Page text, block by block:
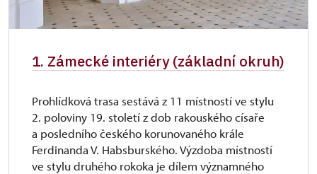
1. Zámecké interiéry (základní okruh)
Prohlídková trasa sestává z 11 místností ve stylu
2. poloviny 19. století z dob rakouského císaře
a posledního českého korunovaného krále
Ferdinanda V. Habsburského. Výzdoba místností
ve stylu druhého rokoka je dílem významného